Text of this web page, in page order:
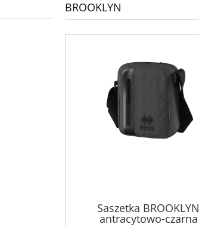
BROOKLYN
Saszetka BROOKLYN
antracytowo-czarna